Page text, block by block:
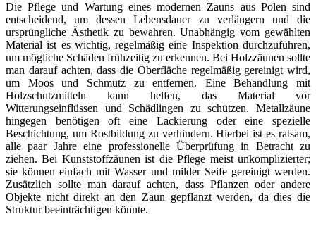
Die Pflege und Wartung eines modernen Zauns aus Polen sind
entscheidend, um dessen Lebensdauer zu verlängern und die
ursprüngliche Ästhetik zu bewahren. Unabhängig vom gewählten
Material ist es wichtig, regelmäßig eine Inspektion durchzuführen,
um mögliche Schäden frühzeitig zu erkennen. Bei Holzzäunen sollte
man darauf achten, dass die Oberfläche regelmäßig gereinigt wird,
um Moos und Schmutz zu entfernen. Eine Behandlung mit
Holzschutzmitteln kann helfen, das Material vor
Witterungseinflüssen und Schädlingen zu schützen. Metallzäune
hingegen benötigen oft eine Lackierung oder eine spezielle
Beschichtung, um Rostbildung zu verhindern. Hierbei ist es ratsam,
alle paar Jahre eine professionelle Überprüfung in Betracht zu
ziehen. Bei Kunststoffzäunen ist die Pflege meist unkomplizierter;
sie können einfach mit Wasser und milder Seife gereinigt werden.
Zusätzlich sollte man darauf achten, dass Pflanzen oder andere
Objekte nicht direkt an den Zaun gepflanzt werden, da dies die
Struktur beeinträchtigen könnte.